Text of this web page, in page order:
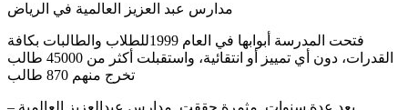
فتحت المدرسة أبوابها في العام 1999للطلاب والطالبات بكافة
القدرات، دون أي تمييز أو انتقائية، واستقبلت أكثر من 45000 طالب
تخرج منهم 870 طالب